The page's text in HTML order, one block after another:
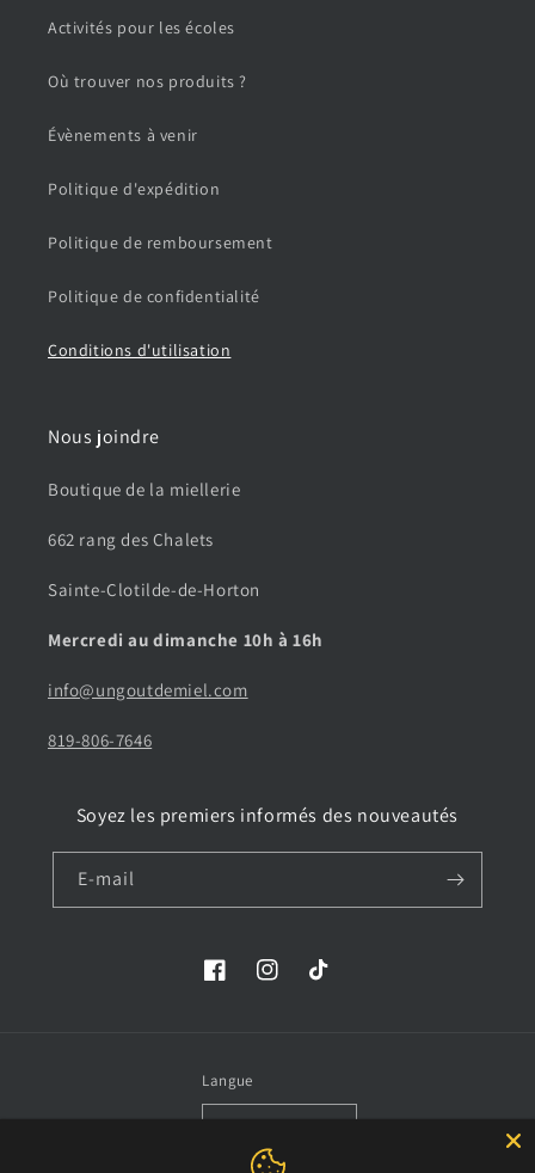
Activités pour les écoles
Où trouver nos produits ?
Évènements à venir
Politique d'expédition
Politique de remboursement
Politique de confidentialité
Conditions d'utilisation
Nous joindre
Boutique de la miellerie
662 rang des Chalets
Sainte-Clotilde-de-Horton
Mercredi au dimanche 10h à 16h
info@ungoutdemiel.com
819-806-7646
Soyez les premiers informés des nouveautés
E-mail
FacebookInstagramTikTok
Langue